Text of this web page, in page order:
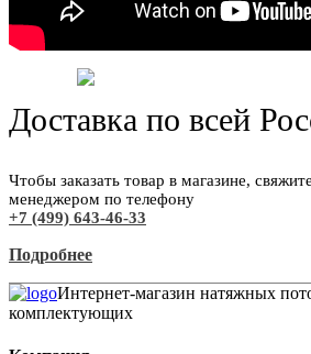
Доставка по всей
Чтобы заказать товар в магазине,
менеджером по телефону
+7 (499) 643-46-33
Подробнее
Интернет-магазин натяжных
комплектующих